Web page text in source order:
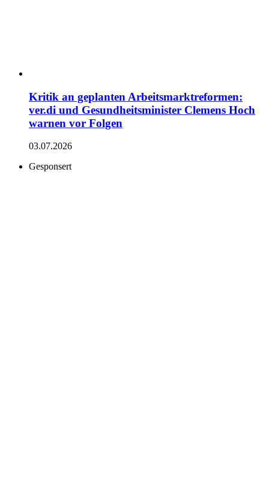
Kritik an geplanten Arbeitsmarktreformen:
ver.di und Gesundheitsminister Clemens Hoch
warnen vor Folgen
03.07.2026
Gesponsert